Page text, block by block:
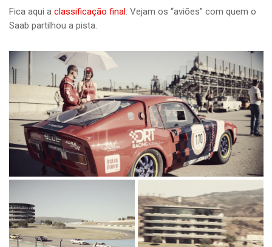
Fica aqui a classificação final. Vejam os “aviões” com quem o
Saab partilhou a pista.